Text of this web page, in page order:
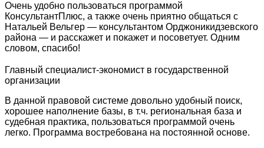
Очень удобно пользоваться программой
КонсультантПлюс, а также очень приятно общаться с
Натальей Вельгер — консультантом Орджоникидзевского
района — и расскажет и покажет и посоветует. Одним
словом, спасибо!
Главный специалист-экономист в государственной
организации
В данной правовой системе довольно удобный поиск,
хорошее наполнение базы, в т.ч. региональная база и
судебная практика, пользоваться программой очень
легко. Программа востребована на постоянной основе.